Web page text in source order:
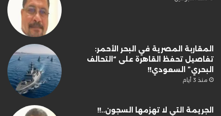
المقاربة المصرية في البحر الأحمر:
تفاصيل تحفظ القاهرة على “التحالف
البحري” السعودي!!
منذ 3 أيام
الجريمة التي لا تهزمها السجون..!!